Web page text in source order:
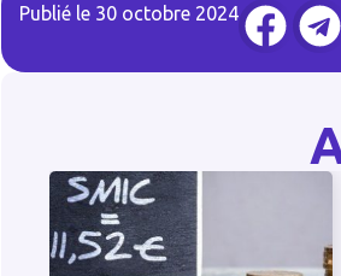
Publié le 30 octobre 2024